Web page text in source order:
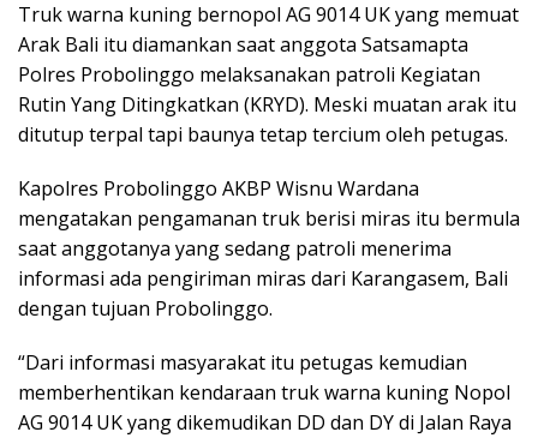
Truk warna kuning bernopol AG 9014 UK yang memuat
Arak Bali itu diamankan saat anggota Satsamapta
Polres Probolinggo melaksanakan patroli Kegiatan
Rutin Yang Ditingkatkan (KRYD). Meski muatan arak itu
ditutup terpal tapi baunya tetap tercium oleh petugas.
Kapolres Probolinggo AKBP Wisnu Wardana
mengatakan pengamanan truk berisi miras itu bermula
saat anggotanya yang sedang patroli menerima
informasi ada pengiriman miras dari Karangasem, Bali
dengan tujuan Probolinggo.
“Dari informasi masyarakat itu petugas kemudian
memberhentikan kendaraan truk warna kuning Nopol
AG 9014 UK yang dikemudikan DD dan DY di Jalan Raya